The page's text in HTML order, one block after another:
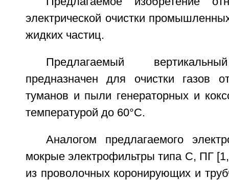
электрической очистки
жидких частиц.
Предлагаемый
предназначен для очистки газов
туманов и пыли генераторных и
температурой до 60°С.
Аналогом предлагаемого
мокрые электрофильтры типа С, ПГ
из проволочных коронирующих и